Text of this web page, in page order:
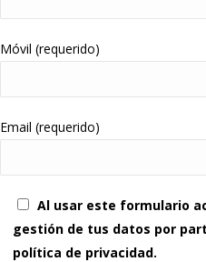
Móvil (requerido)
Email (requerido)
Al usar este formulario
gestión de tus datos por
política de privacidad.